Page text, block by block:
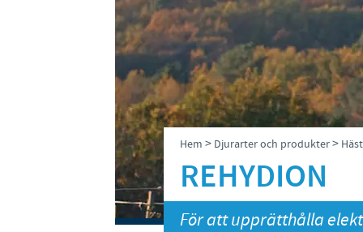
Vem vi är, vår vision och våra
Häst
Nötkreatur
Gris
Hem > Djurarter och produkter> Häst
REHYDION
För att upprätthålla